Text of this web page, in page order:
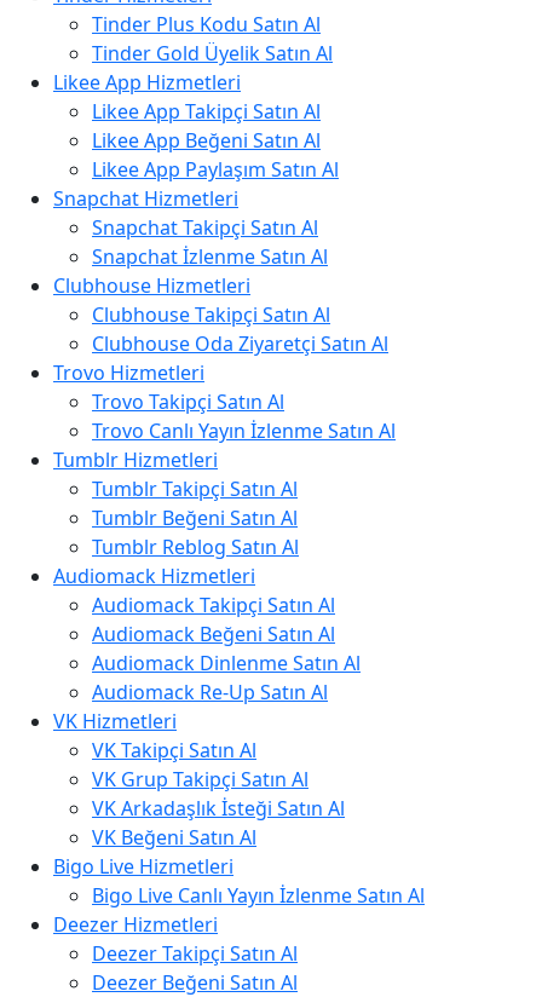
Tinder Plus Kodu Satın Al
Tinder Gold Üyelik Satın Al
Likee App Hizmetleri
Likee App Takipçi Satın Al
Likee App Beğeni Satın Al
Likee App Paylaşım Satın Al
Snapchat Hizmetleri
Snapchat Takipçi Satın Al
Snapchat İzlenme Satın Al
Clubhouse Hizmetleri
Clubhouse Takipçi Satın Al
Clubhouse Oda Ziyaretçi Satın Al
Trovo Hizmetleri
Trovo Takipçi Satın Al
Trovo Canlı Yayın İzlenme Satın Al
Tumblr Hizmetleri
Tumblr Takipçi Satın Al
Tumblr Beğeni Satın Al
Tumblr Reblog Satın Al
Audiomack Hizmetleri
Audiomack Takipçi Satın Al
Audiomack Beğeni Satın Al
Audiomack Dinlenme Satın Al
Audiomack Re-Up Satın Al
VK Hizmetleri
VK Takipçi Satın Al
VK Grup Takipçi Satın Al
VK Arkadaşlık İsteği Satın Al
VK Beğeni Satın Al
Bigo Live Hizmetleri
Bigo Live Canlı Yayın İzlenme Satın Al
Deezer Hizmetleri
Deezer Takipçi Satın Al
Deezer Beğeni Satın Al